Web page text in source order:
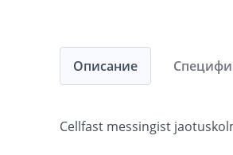
Описание
Cellfast messingist